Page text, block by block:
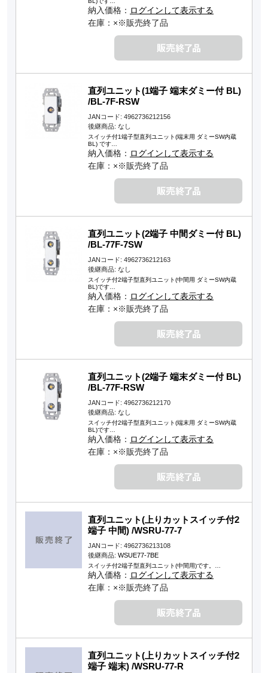
納入価格： ログインして表示する
在庫：×※販売終了品
直列ユニット(1端子 端末ダミー付 BL)
/BL-7F-RSW
JANコード: 4962736212156
後継商品: なし
スイッチ付1端子型直列ユニット(端末用 ダミーSW内蔵
BL) です…
納入価格： ログインして表示する
在庫：×※販売終了品
直列ユニット(2端子 中間ダミー付 BL)
/BL-77F-7SW
JANコード: 4962736212163
後継商品: なし
スイッチ付2端子型直列ユニット(中間用 ダミーSW内蔵
BL)です…
納入価格： ログインして表示する
在庫：×※販売終了品
直列ユニット(2端子 端末ダミー付 BL)
/BL-77F-RSW
JANコード: 4962736212170
後継商品: なし
スイッチ付2端子型直列ユニット(端末用 ダミーSW内蔵
BL)です…
納入価格： ログインして表示する
在庫：×※販売終了品
直列ユニット(上りカットスイッチ付2
端子 中間) /WSRU-77-7
JANコード: 4962736213108
後継商品: WSUE77-7BE
スイッチ付2端子型直列ユニット(中間用)です。…
納入価格： ログインして表示する
在庫：×※販売終了品
直列ユニット(上りカットスイッチ付2
端子 端末) /WSRU-77-R